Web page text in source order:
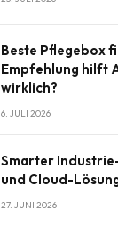
Beste Pflegebox
Empfehlung hilft
wirklich?
6. JULI 2026
Smarter
und Cloud-
27. JUNI 2026